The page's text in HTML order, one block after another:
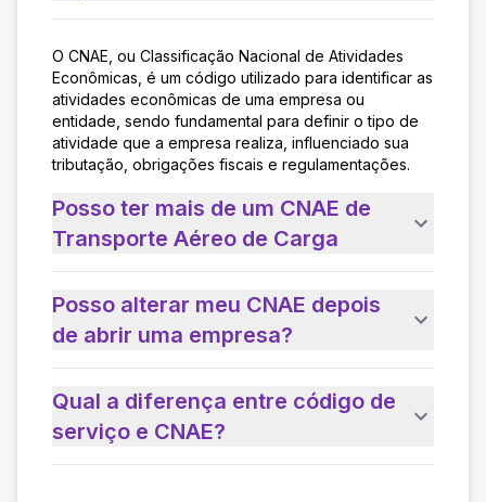
O CNAE, ou Classificação Nacional de Atividades
Econômicas, é um código utilizado para identificar as
atividades econômicas de uma empresa ou
entidade, sendo fundamental para definir o tipo de
atividade que a empresa realiza, influenciado sua
tributação, obrigações fiscais e regulamentações.
Posso ter mais de um CNAE de
Transporte Aéreo de Carga
Posso alterar meu CNAE depois
de abrir uma empresa?
Qual a diferença entre código de
serviço e CNAE?